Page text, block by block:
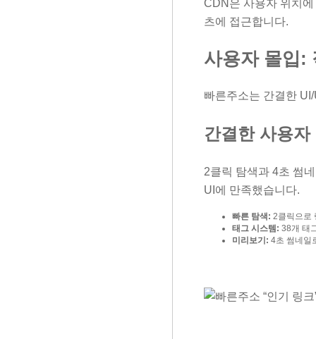
CDN은 사용자 위치
츠에 접근합니다.
사용자 몰입:
빠른주소는 간결한
간결한 사용
2클릭 탐색과 4초 썸
UI에 만족했습니다.
빠른 탐색: 2클릭으로
태그 시스템: 38개 태
미리보기: 4초 썸네일